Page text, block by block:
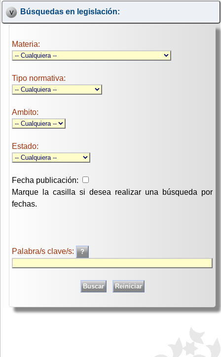
Búsquedas en legislación:
Materia:
Tipo normativa:
Ambito:
Estado:
Fecha publicación:
Marque la casilla si desea realizar una búsqueda por
fechas.
Palabra/s clave/s: